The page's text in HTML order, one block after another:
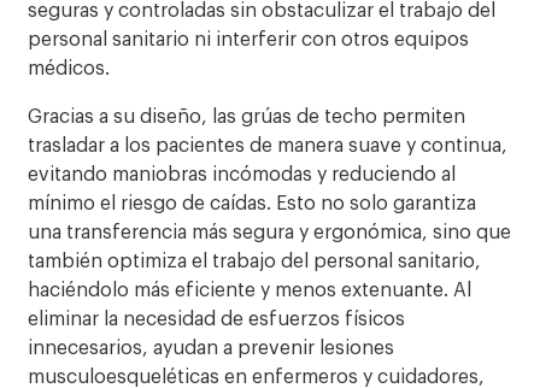
seguras y controladas sin obstaculizar el trabajo del
personal sanitario ni interferir con otros equipos
médicos.
Gracias a su diseño, las grúas de techo permiten
trasladar a los pacientes de manera suave y continua,
evitando maniobras incómodas y reduciendo al
mínimo el riesgo de caídas. Esto no solo garantiza
una transferencia más segura y ergonómica, sino que
también optimiza el trabajo del personal sanitario,
haciéndolo más eficiente y menos extenuante. Al
eliminar la necesidad de esfuerzos físicos
innecesarios, ayudan a prevenir lesiones
musculoesqueléticas en enfermeros y cuidadores,